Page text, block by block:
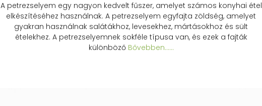
A petrezselyem egy nagyon kedvelt fűszer, amelyet számos konyhai étel
elkészítéséhez használnak. A petrezselyem egyfajta zöldség, amelyet
gyakran használnak salátákhoz, levesekhez, mártásokhoz és sült
ételekhez. A petrezselyemnek sokféle típusa van, és ezek a fajták
különbözőBővebben...…